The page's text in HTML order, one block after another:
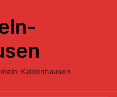
Kaldenhausen